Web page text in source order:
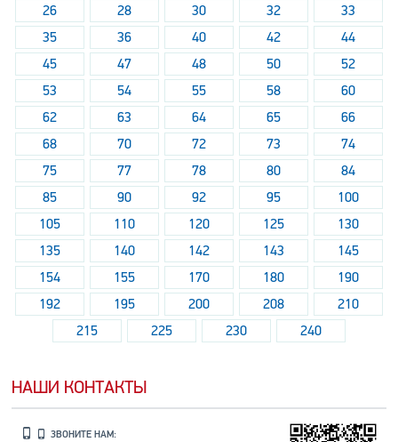
26
28 30 32
33
35
36 40 42
44
45
47 48 50
52
53
54 55 58
60
62
63 64 65
66
68
70 72 73
74
75
77 78 80
84
85
90 92 95
100
105
110 120 125
130
135
140 142 143
145
154
155 170 180
190
192
195 200 208
210
215
225 230 240
НАШИ КОНТАКТЫ
ЗВОНИТЕ НАМ: